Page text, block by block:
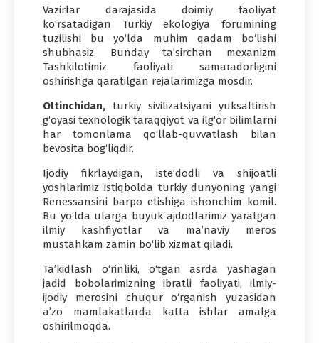
Vazirlar darajasida doimiy faoliyat
ko‘rsatadigan Turkiy ekologiya forumining
tuzilishi bu yo‘lda muhim qadam bo‘lishi
shubhasiz. Bunday ta’sirchan mexanizm
Tashkilotimiz faoliyati samaradorligini
oshirishga qaratilgan rejalarimizga mosdir.
Oltinchidan, turkiy sivilizatsiyani yuksaltirish
g‘oyasi texnologik taraqqiyot va ilg‘or bilimlarni
har tomonlama qo‘llab-quvvatlash bilan
bevosita bog‘liqdir.
Ijodiy fikrlaydigan, iste’dodli va shijoatli
yoshlarimiz istiqbolda turkiy dunyoning yangi
Renessansini barpo etishiga ishonchim komil.
Bu yo‘lda ularga buyuk ajdodlarimiz yaratgan
ilmiy kashfiyotlar va ma’naviy meros
mustahkam zamin bo‘lib xizmat qiladi.
Ta’kidlash o‘rinliki, o‘tgan asrda yashagan
jadid bobolarimizning ibratli faoliyati, ilmiy-
ijodiy merosini chuqur o‘rganish yuzasidan
a’zo mamlakatlarda katta ishlar amalga
oshirilmoqda.